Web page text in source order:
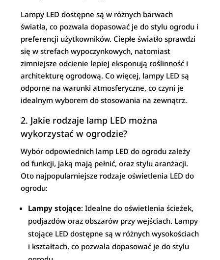
Lampy LED dostępne są w różnych barwach
światła, co pozwala dopasować je do stylu ogrodu i
preferencji użytkowników. Ciepłe światło sprawdzi
się w strefach wypoczynkowych, natomiast
zimniejsze odcienie lepiej eksponują roślinność i
architekturę ogrodową. Co więcej, lampy LED są
odporne na warunki atmosferyczne, co czyni je
idealnym wyborem do stosowania na zewnątrz.
2. Jakie rodzaje lamp LED można
wykorzystać w ogrodzie?
Wybór odpowiednich lamp LED do ogrodu zależy
od funkcji, jaką mają pełnić, oraz stylu aranżacji.
Oto najpopularniejsze rodzaje oświetlenia LED do
ogrodu:
Lampy stojące: Idealne do oświetlenia ścieżek,
podjazdów oraz obszarów przy wejściach. Lampy
stojące LED dostępne są w różnych wysokościach
i kształtach, co pozwala dopasować je do stylu